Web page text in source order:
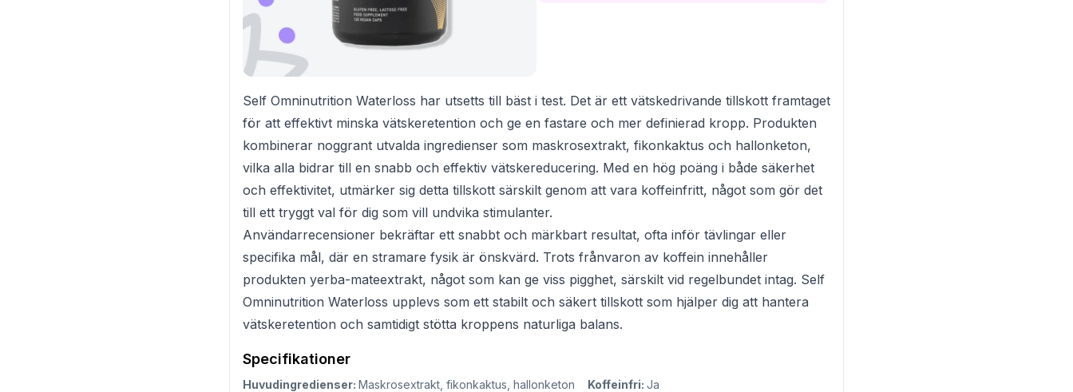
Self Omninutrition Waterloss har utsetts till bäst i test. Det är ett vätskedrivande tillskott framtaget
för att effektivt minska vätskeretention och ge en fastare och mer definierad kropp. Produkten
kombinerar noggrant utvalda ingredienser som maskrosextrakt, fikonkaktus och hallonketon,
vilka alla bidrar till en snabb och effektiv vätskereducering. Med en hög poäng i både säkerhet
och effektivitet, utmärker sig detta tillskott särskilt genom att vara koffeinfritt, något som gör det
till ett tryggt val för dig som vill undvika stimulanter.
Användarrecensioner bekräftar ett snabbt och märkbart resultat, ofta inför tävlingar eller
specifika mål, där en stramare fysik är önskvärd. Trots frånvaron av koffein innehåller
produkten yerba-mateextrakt, något som kan ge viss pigghet, särskilt vid regelbundet intag. Self
Omninutrition Waterloss upplevs som ett stabilt och säkert tillskott som hjälper dig att hantera
vätskeretention och samtidigt stötta kroppens naturliga balans.
Specifikationer
Huvudingredienser: Maskrosextrakt, fikonkaktus, hallonketon Koffeinfri: Ja